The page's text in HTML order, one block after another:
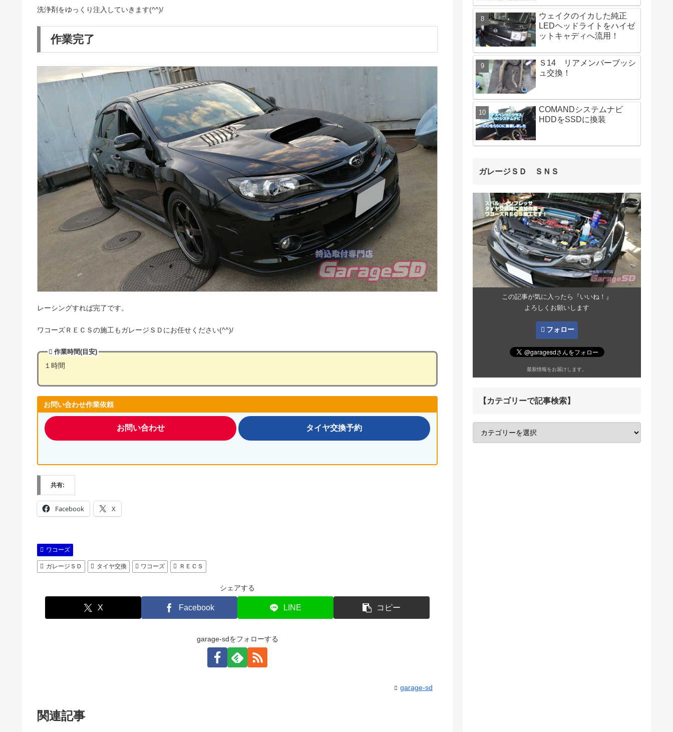
洗浄剤をゆっくり注入していきます(^^)/
作業完了
レーシングすれば完了です。
ワコーズＲＥＣＳの施工もガレージＳＤにお任せください(^^)/
作業時間(目安)
１時間
お問い合わせ作業依頼
お問い合わせ タイヤ交換予約
共有:
Facebook X
ワコーズ
ガレージＳＤ タイヤ交換 ワコーズ ＲＥＣＳ
シェアする
X Facebook LINE コピー
garage-sdをフォローする
garage-sd
関連記事
ウェイクのイカした純正
LEDヘッドライトをハイゼ
ットキャディへ流用！
Ｓ14 リアメンバーブッシ
ュ交換！
COMANDシステムナビ
HDDをSSDに換装
ガレージＳＤ ＳＮＳ
この記事が気に入ったら『いいね！』
よろしくお願いします
フォロー
最新情報をお届けします。
【カテゴリーで記事検索】